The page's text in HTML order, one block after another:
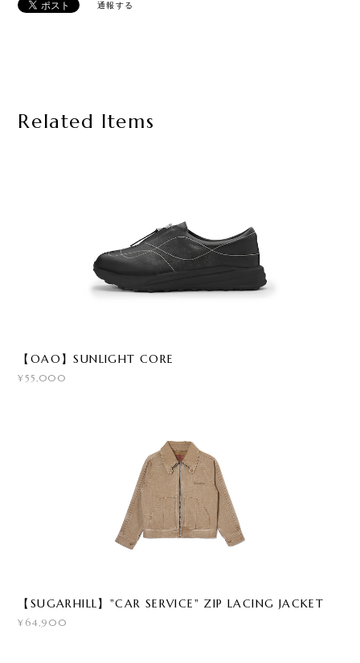
通報する
Related Items
【OAO】SUNLIGHT CORE
¥55,000
【SUGARHILL】"CAR SERVICE" ZIP LACING JACKET
¥64,900